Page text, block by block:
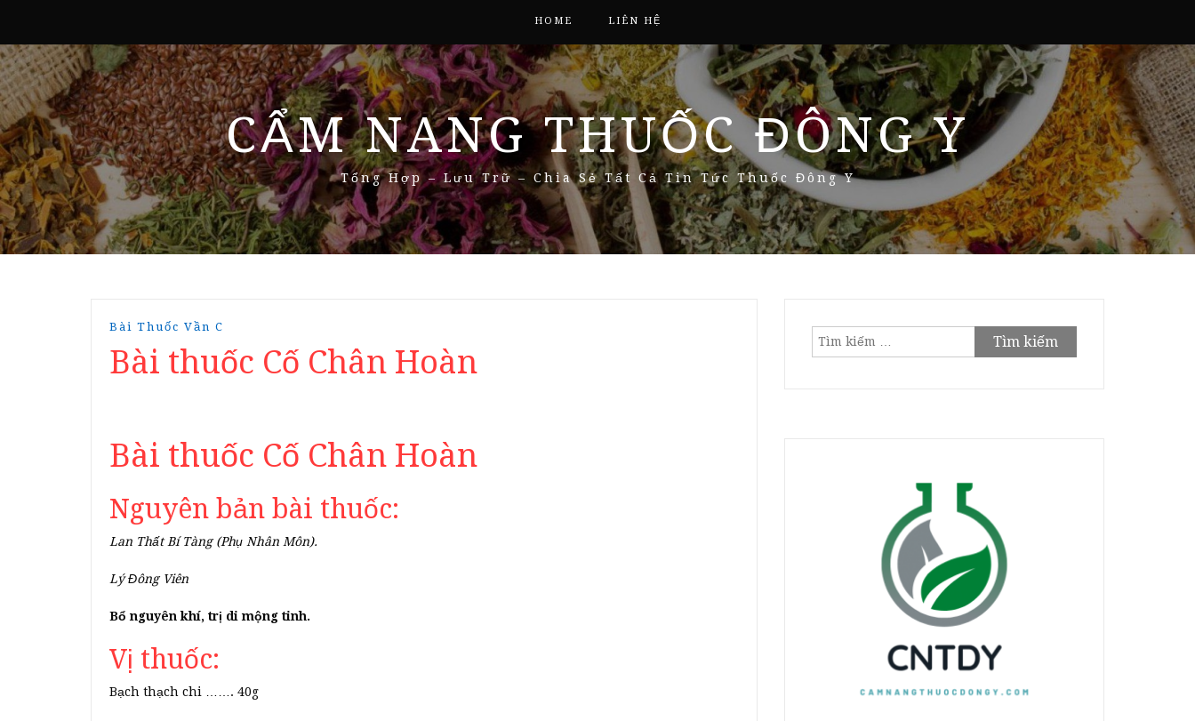
HOME LIÊN HỆ
CẨM NANG THUỐC ĐÔNG Y
Tổng Hợp – Lưu Trữ – Chia Sẻ Tất Cả Tin Tức Thuốc Đông Y
Bài Thuốc Vần C
Bài thuốc Cố Chân Hoàn
Bài thuốc Cố Chân Hoàn
Nguyên bản bài thuốc:
Lan Thất Bí Tàng (Phụ Nhân Môn).
Lý Đông Viên
Bổ nguyên khí, trị di mộng tinh.
Vị thuốc:
Bạch thạch chi ……. 40g
Tìm